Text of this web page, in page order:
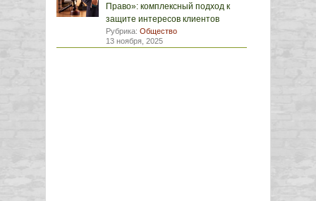
Право»: комплексный подход к
защите интересов клиентов
Рубрика: Общество
13 ноября, 2025